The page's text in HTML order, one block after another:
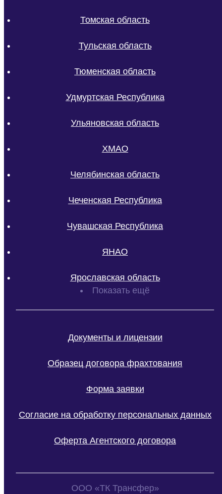
Томская область
Тульская область
Тюменская область
Удмуртская Республика
Ульяновская область
ХМАО
Челябинская область
Чеченская Республика
Чувашская Республика
ЯНАО
Ярославская область
Показать ещё
Документы и лицензии
Образец договора фрахтования
Форма заявки
Согласие на обработку персональных данных
Оферта Агентского договора
ООО «ТК Трансфер»